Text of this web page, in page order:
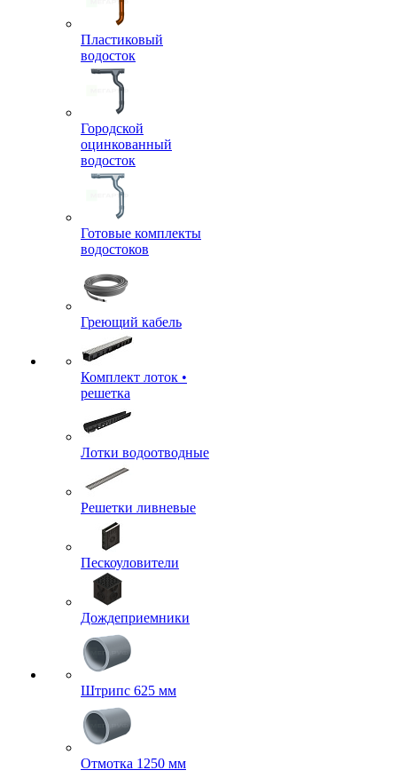
Пластиковый
водосток
Городской
оцинкованный
водосток
Готовые комплекты
водостоков
Греющий кабель
Комплект лоток •
решетка
Лотки водоотводные
Решетки ливневые
Пескоуловители
Дождеприемники
Штрипс 625 мм
Отмотка 1250 мм